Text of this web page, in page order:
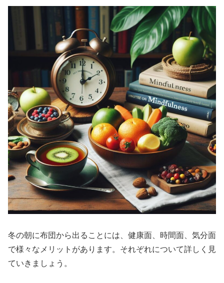
冬の朝に布団から出ることには、健康面、時間面、気分面
で様々なメリットがあります。それぞれについて詳しく見
ていきましょう。